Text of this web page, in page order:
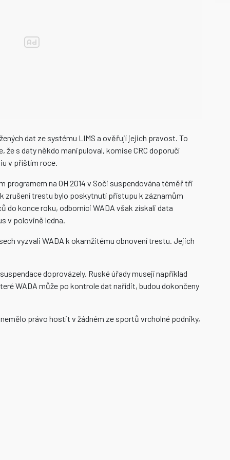
dat ze systému LIMS a ověřují jejich pravost. To
že s daty někdo manipuloval, komise CRC doporučí
v příštím roce.
programem na OH 2014 v Soči suspendována téměř tři
zrušení trestu bylo poskytnutí přístupu k záznamům
konce roku, odborníci WADA však získali data
v polovině ledna.
vyzvali WADA k okamžitému obnovení trestu. Jejich
doprovázely. Ruské úřady musejí například
WADA může po kontrole dat nařídit, budou dokončeny
právo hostit v žádném ze sportů vrcholné podniky,